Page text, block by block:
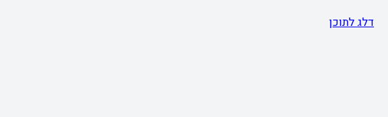
דלג לתוכן